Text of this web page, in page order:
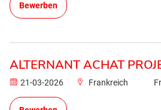
Bewerben
ALTERNANT ACHAT
21-03-2026 Frankreich